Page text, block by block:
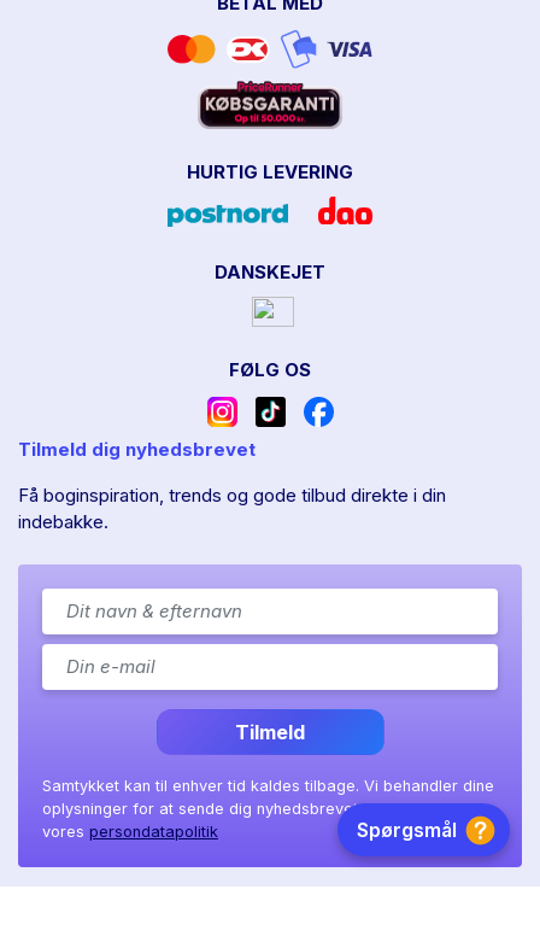
HURTIG LEVERING
DANSKEJET
FØLG OS
Tilmeld dig nyhedsbrevet
Få boginspiration, trends og gode tilbud direkte i din
indebakke.
Tilmeld
Samtykket kan til enhver tid kaldes tilbage. Vi behandler dine
oplysninger for at sende dig nyhedsbrevet, som beskrevet i
vores persondatapolitik